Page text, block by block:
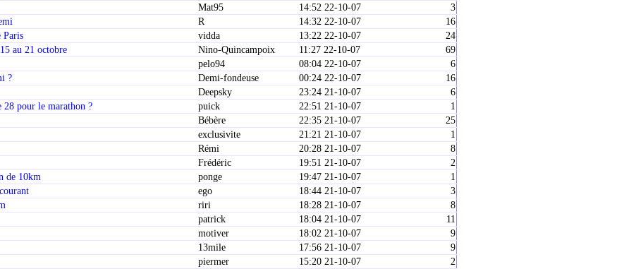
Mat95 14:52 22-10-07
3
R 14:32 22-10-07
16
Paris
vidda 13:22 22-10-07
24
au 21 octobre
Nino-Quincampoix 11:27 22-10-07
69
pelo94 08:04 22-10-07
6
?
Demi-fondeuse 00:24 22-10-07
16
Deepsky 23:24 21-10-07
6
28 pour le marathon ?
puick 22:51 21-10-07
1
Bébère 22:35 21-10-07
25
exclusivite 21:21 21-10-07
1
Rémi 20:28 21-10-07
8
Frédéric 19:51 21-10-07
2
de 10km
ponge 19:47 21-10-07
1
ego 18:44 21-10-07
3
riri 18:28 21-10-07
8
patrick 18:04 21-10-07
11
motiver 18:02 21-10-07
9
13mile 17:56 21-10-07
9
piermer 15:20 21-10-07 2